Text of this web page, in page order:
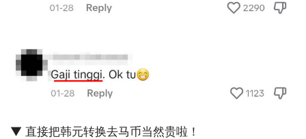
▼ 直接把韩元转换去马币当然贵啦！